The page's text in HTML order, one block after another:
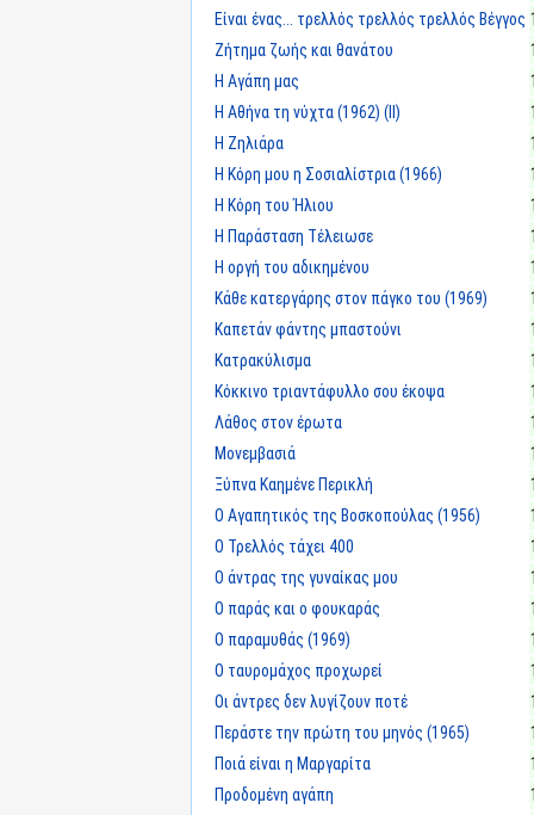
Είναι ένας... τρελλός τρελλός τρελλός Βέγγος
Ζήτημα ζωής και θανάτου
Η Αγάπη μας
Η Αθήνα τη νύχτα (1962) (II)
Η Ζηλιάρα
Η Κόρη μου η Σοσιαλίστρια (1966)
Η Κόρη του Ήλιου
Η Παράσταση Τέλειωσε
Η οργή του αδικημένου
Κάθε κατεργάρης στον πάγκο του (1969)
Καπετάν φάντης μπαστούνι
Κατρακύλισμα
Κόκκινο τριαντάφυλλο σου έκοψα
Λάθος στον έρωτα
Μονεμβασιά
Ξύπνα Καημένε Περικλή
Ο Αγαπητικός της Βοσκοπούλας (1956)
Ο Τρελλός τάχει 400
Ο άντρας της γυναίκας μου
Ο παράς και ο φουκαράς
Ο παραμυθάς (1969)
Ο ταυρομάχος προχωρεί
Οι άντρες δεν λυγίζουν ποτέ
Περάστε την πρώτη του μηνός (1965)
Ποιά είναι η Μαργαρίτα
Προδομένη αγάπη